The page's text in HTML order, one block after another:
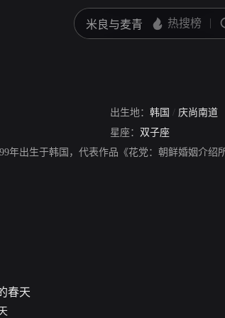
出生地： 韩国 / 庆尚南道
星座： 双子座
年出生于韩国，代表作品《花党：朝鲜婚姻介绍